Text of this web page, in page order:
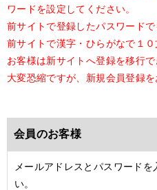
ワードを設定してください。
前サイトで登録したパスワードで
前サイトで漢字・ひらがなで１
お客様は新サイトへ登録を移行で
大変恐縮ですが、新規会員登録
会員のお客様
メールアドレスとパスワード
い。